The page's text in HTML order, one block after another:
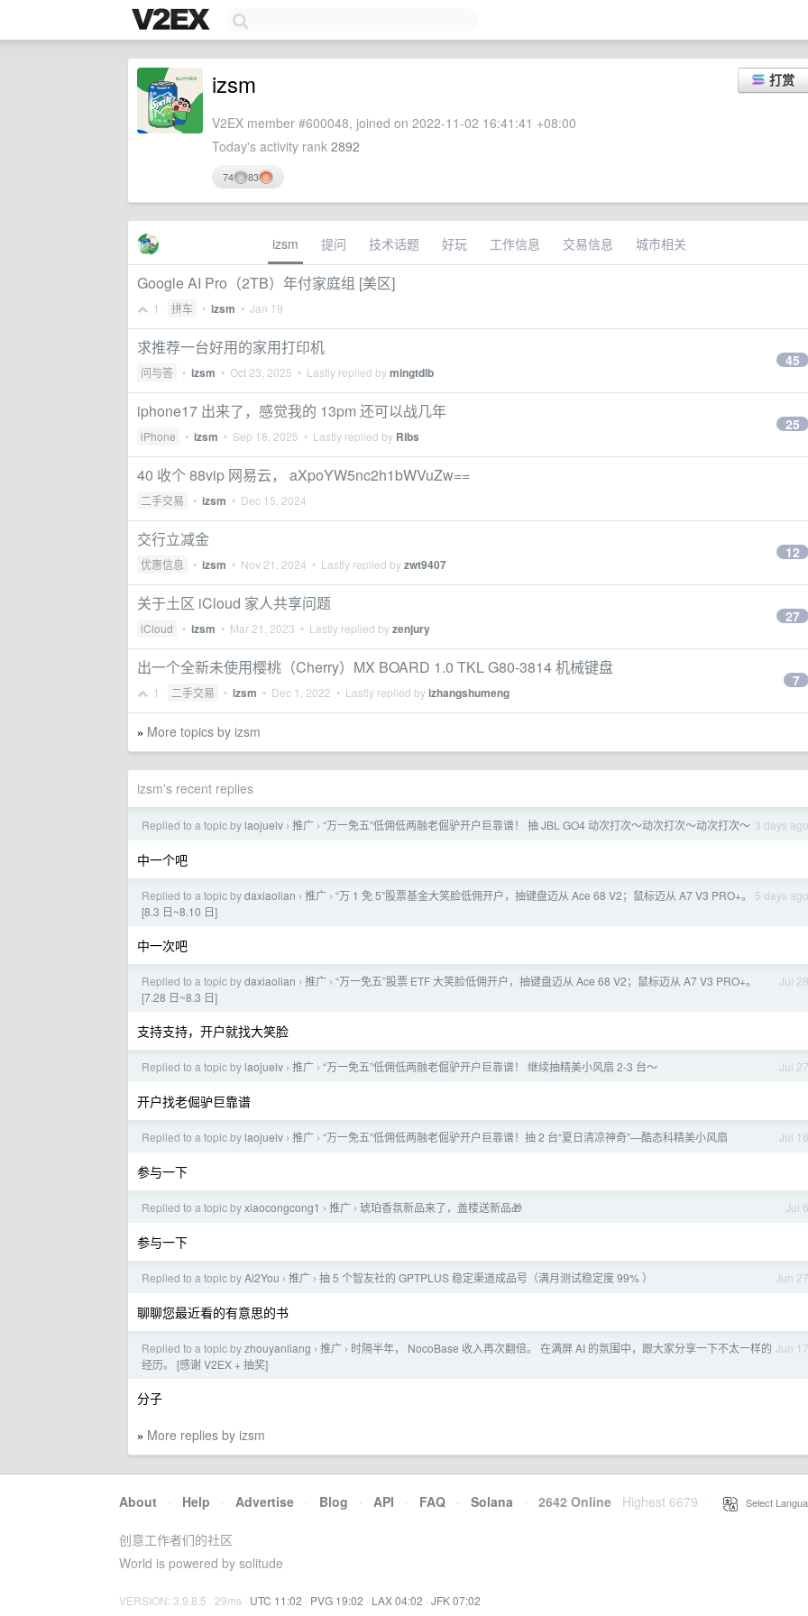
打赏
izsm
V2EX member #600048, joined on 2022-11-02 16:41:41 +08:00
Today's activity rank 2892
74 83
izsm 提问 技术话题 好玩 工作信息 交易信息 城市相关
Google AI Pro（2TB）年付家庭组 [美区]
1 拼车 • izsm • Jan 19
求推荐一台好用的家用打印机
问与答 • izsm • Oct 23, 2025 • Lastly replied bymingtdlb
45
iphone17 出来了，感觉我的 13pm 还可以战几年
iPhone • izsm • Sep 18, 2025 • Lastly replied by Ribs
25
40 收个 88vip 网易云， aXpoYW5nc2h1bWVuZw==
二手交易 • izsm • Dec 15, 2024
交行立减金
优惠信息 • izsm • Nov 21, 2024 • Lastly replied byzwt9407
12
关于土区 iCloud 家人共享问题
iCloud • izsm • Mar 21, 2023 • Lastly replied byzenjury
27
出一个全新未使用樱桃（Cherry）MX BOARD 1.0 TKL G80-3814 机械键盘
1 二手交易 • izsm • Dec 1, 2022 • Lastly replied byizhangshumeng
7
» More topics by izsm
izsm's recent replies
3 days ago
Replied to a topic by laojuelv › 推广 › “万一免五”低佣低两融老倔驴开户巨靠谱！ 抽 JBL GO4 动次打次～动次打次～动次打次～
中一个吧
5 days ago
Replied to a topic bydaxiaolian › 推广 › “万 1 免 5”股票基金大笑脸低佣开户，抽键盘迈从 Ace 68 V2；鼠标迈从 A7 V3 PRO+。
[8.3 日~8.10 日]
中一次吧
Jul 28
Replied to a topic bydaxiaolian › 推广 › “万一免五”股票 ETF 大笑脸低佣开户，抽键盘迈从 Ace 68 V2；鼠标迈从 A7 V3 PRO+。
[7.28 日~8.3 日]
支持支持，开户就找大笑脸
Jul 27
Replied to a topic by laojuelv › 推广 › “万一免五”低佣低两融老倔驴开户巨靠谱！ 继续抽精美小风扇 2-3 台～
开户找老倔驴巨靠谱
Jul 16
Replied to a topic by laojuelv › 推广 › “万一免五”低佣低两融老倔驴开户巨靠谱！抽 2 台“夏日清凉神奇”—酷态科精美小风扇
参与一下
Jul 6
Replied to a topic byxiaocongcong1 › 推广 › 琥珀香氛新品来了，盖楼送新品🎁
参与一下
Jun 27
Replied to a topic byAi2You › 推广 › 抽 5 个智友社的 GPTPLUS 稳定渠道成品号（满月测试稳定度 99% ）
聊聊您最近看的有意思的书
Jun 17
Replied to a topic byzhouyanliang › 推广 › 时隔半年， NocoBase 收入再次翻倍。 在满屏 AI 的氛围中，跟大家分享一下不太一样的
经历。 [感谢 V2EX + 抽奖]
分子
» More replies by izsm
About · Help · Advertise · Blog · API · FAQ · Solana · 2642 Online Highest 6679 Select
创意工作者们的社区
World is powered by solitude
VERSION: 3.9.8.5 · 29ms · UTC 11:02 · PVG 19:02 · LAX 04:02 · JFK 07:02